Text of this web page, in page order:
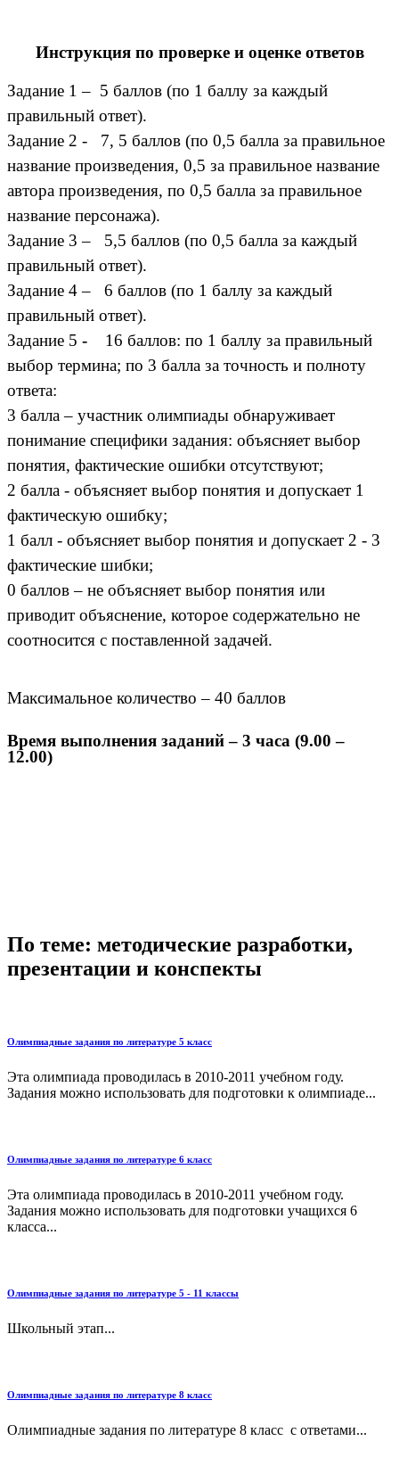
Инструкция по проверке и оценке ответов
Задание 1 – 5 баллов (по 1 баллу за каждый
правильный ответ).
Задание 2 - 7, 5 баллов (по 0,5 балла за правильное
название произведения, 0,5 за правильное название
автора произведения, по 0,5 балла за правильное
название персонажа).
Задание 3 – 5,5 баллов (по 0,5 балла за каждый
правильный ответ).
Задание 4 – 6 баллов (по 1 баллу за каждый
правильный ответ).
Задание 5 - 16 баллов: по 1 баллу за правильный
выбор термина; по 3 балла за точность и полноту
ответа:
3 балла – участник олимпиады обнаруживает
понимание специфики задания: объясняет выбор
понятия, фактические ошибки отсутствуют;
2 балла - объясняет выбор понятия и допускает 1
фактическую ошибку;
1 балл - объясняет выбор понятия и допускает 2 - 3
фактические шибки;
0 баллов – не объясняет выбор понятия или
приводит объяснение, которое содержательно не
соотносится с поставленной задачей.
Максимальное количество – 40 баллов
Время выполнения заданий – 3 часа (9.00 –
12.00)
По теме: методические разработки,
презентации и конспекты
Олимпиадные задания по литературе 5 класс
Эта олимпиада проводилась в 2010-2011 учебном году.
Задания можно использовать для подготовки к олимпиаде...
Олимпиадные задания по литературе 6 класс
Эта олимпиада проводилась в 2010-2011 учебном году.
Задания можно использовать для подготовки учащихся 6
класса...
Олимпиадные задания по литературе 5 - 11 классы
Школьный этап...
Олимпиадные задания по литературе 8 класс
Олимпиадные задания по литературе 8 класс с ответами...